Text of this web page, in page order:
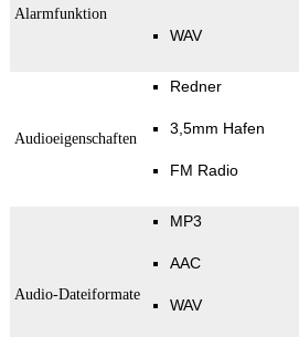
Alarmfunktion
WAV
Audioeigenschaften
Redner
3,5mm Hafen
FM Radio
Audio-Dateiformate
MP3
AAC
WAV